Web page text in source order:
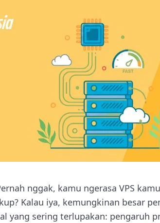
nggak, kamu ngerasa VPS
Kalau iya, kemungkinan besar
yang sering terlupakan: pengaruh